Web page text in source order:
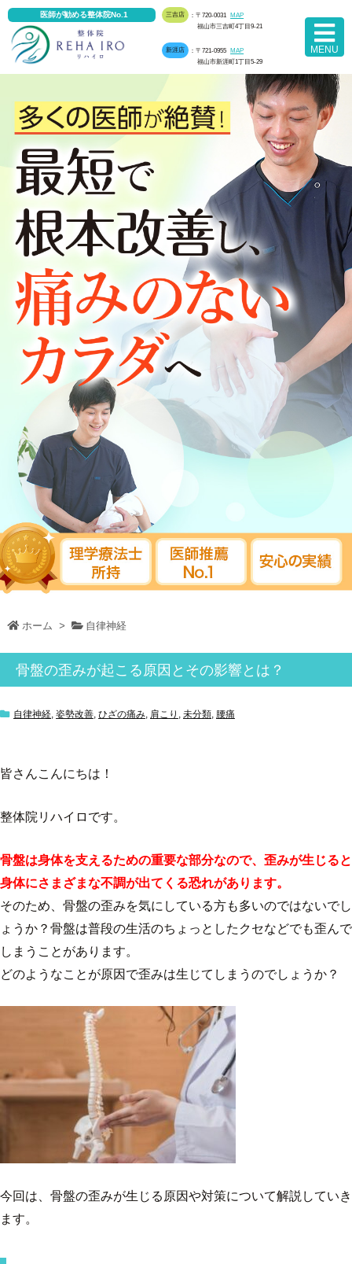
医師が勧める整体院No.1 三吉店 ：〒720-0031
MAP
福山市三吉町4丁目9-21
新涯店 ：〒721-0955
MAP
福山市新涯町1丁目5-29
MENU
ホーム > 自律神経
骨盤の歪みが起こる原因とその影響とは？
自律神経 姿勢改善 ひざの痛み 肩こり 未分類 腰痛
皆さんこんにちは！
整体院リハイロです。
骨盤は身体を支えるための重要な部分なので、歪みが生じると
身体にさまざまな不調が出てくる恐れがあります。
そのため、骨盤の歪みを気にしている方も多いのではないでし
ょうか？骨盤は普段の生活のちょっとしたクセなどでも歪んで
しまうことがあります。
どのようなことが原因で歪みは生じてしまうのでしょうか？
今回は、骨盤の歪みが生じる原因や対策について解説していき
ます。